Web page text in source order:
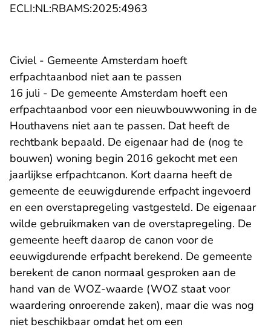
ECLI:NL:RBAMS:2025:4963
Civiel - Gemeente Amsterdam hoeft
erfpachtaanbod niet aan te passen
16 juli - De gemeente Amsterdam hoeft een
erfpachtaanbod voor een nieuwbouwwoning in de
Houthavens niet aan te passen. Dat heeft de
rechtbank bepaald. De eigenaar had de (nog te
bouwen) woning begin 2016 gekocht met een
jaarlijkse erfpachtcanon. Kort daarna heeft de
gemeente de eeuwigdurende erfpacht ingevoerd
en een overstapregeling vastgesteld. De eigenaar
wilde gebruikmaken van de overstapregeling. De
gemeente heeft daarop de canon voor de
eeuwigdurende erfpacht berekend. De gemeente
berekent de canon normaal gesproken aan de
hand van de WOZ-waarde (WOZ staat voor
waardering onroerende zaken), maar die was nog
niet beschikbaar omdat het om een